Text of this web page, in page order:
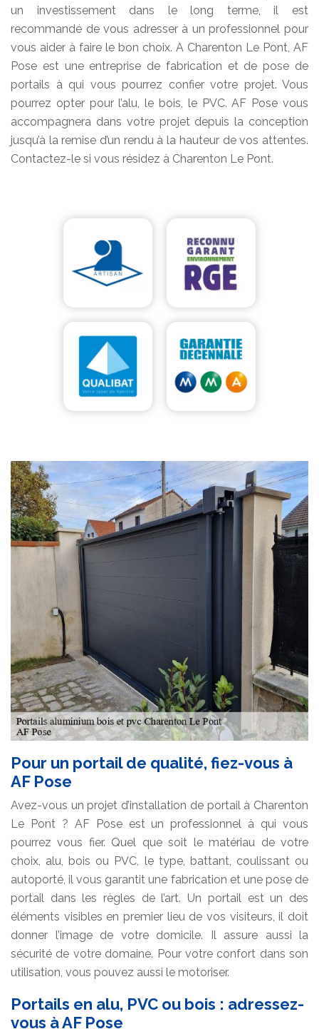
un investissement dans le long terme, il est
recommandé de vous adresser à un professionnel pour
vous aider à faire le bon choix. A Charenton Le Pont, AF
Pose est une entreprise de fabrication et de pose de
portails à qui vous pourrez confier votre projet. Vous
pourrez opter pour l’alu, le bois, le PVC. AF Pose vous
accompagnera dans votre projet depuis la conception
jusqu’à la remise d’un rendu à la hauteur de vos attentes.
Contactez-le si vous résidez à Charenton Le Pont.
Pour un portail de qualité, fiez-vous à
AF Pose
Avez-vous un projet d’installation de portail à Charenton
Le Pont ? AF Pose est un professionnel à qui vous
pourrez vous fier. Quel que soit le matériau de votre
choix, alu, bois ou PVC, le type, battant, coulissant ou
autoporté, il vous garantit une fabrication et une pose de
portail dans les règles de l’art. Un portail est un des
éléments visibles en premier lieu de vos visiteurs, il doit
donner l’image de votre domicile. Il assure aussi la
sécurité de votre domaine. Pour votre confort dans son
utilisation, vous pouvez aussi le motoriser.
Portails en alu, PVC ou bois : adressez-
vous à AF Pose